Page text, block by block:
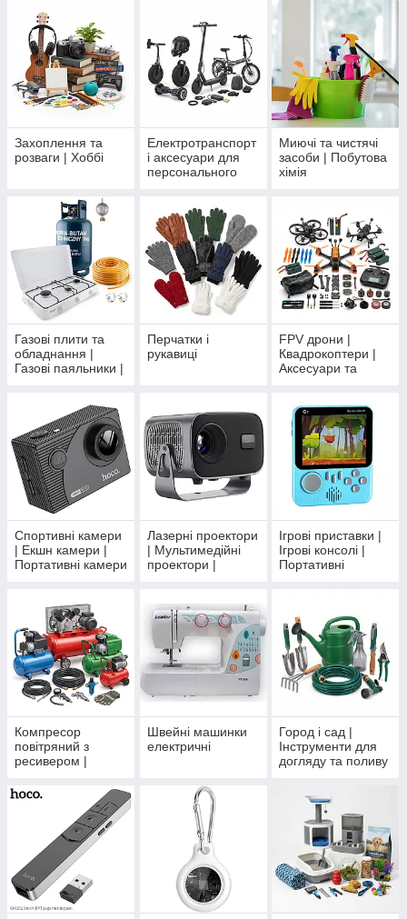
Захоплення та
розваги | Хоббі
Електротранспорт
і аксесуари для
персонального
Миючі та чистячі
засоби | Побутова
хімія
Газові плити та
обладнання |
Газові паяльники |
редуктори
Перчатки і
рукавиці
FPV дрони |
Квадрокоптери |
Аксесуари та
Спортивні камери
| Екшн камери |
Портативні камери
Лазерні проектори
| Мультимедійні
проектори |
Ігрові приставки |
Ігрові консолі |
Портативні
Компресор
повітряний з
ресивером |
компресори
Швейні машинки
електричні
Город і сад |
Інструменти для
догляду та поливу